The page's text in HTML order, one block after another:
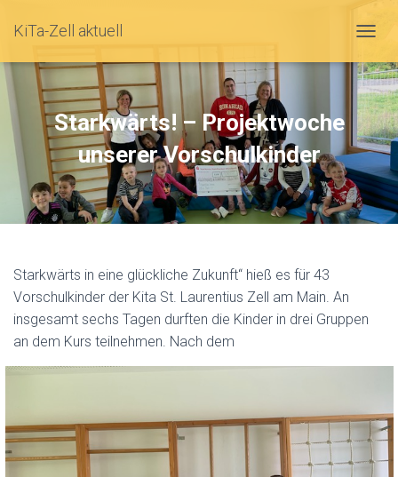
KiTa-Zell aktuell
A
V
I
G
A
T
I
H
A
L
Starkwärts! – Projektwoche
unserer Vorschulkinder
Starkwärts in eine glückliche Zukunft“ hieß es für 43
Vorschulkinder der Kita St. Laurentius Zell am Main. An
insgesamt sechs Tagen durften die Kinder in drei Gruppen
an dem Kurs teilnehmen. Nach dem